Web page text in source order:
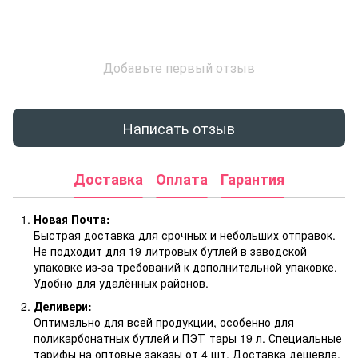
Добавьте первый отзыв
Написать отзыв
Доставка Оплата Гарантия
Новая Почта:
Быстрая доставка для срочных и небольших отправок.
Не подходит для 19-литровых бутлей в заводской
упаковке из-за требований к дополнительной упаковке.
Удобно для удалённых районов.
Деливери:
Оптимально для всей продукции, особенно для
поликарбонатных бутлей и ПЭТ-тары 19 л. Специальные
тарифы на оптовые заказы от 4 шт. Доставка дешевле,